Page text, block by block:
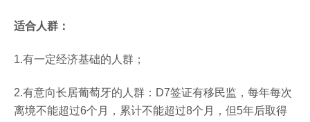
适合人群：
1.有一定经济基础的人群；
2.有意向长居葡萄牙的人群：D7签证有移民监，每年每次
离境不能超过6个月，累计不能超过8个月，但5年后取得